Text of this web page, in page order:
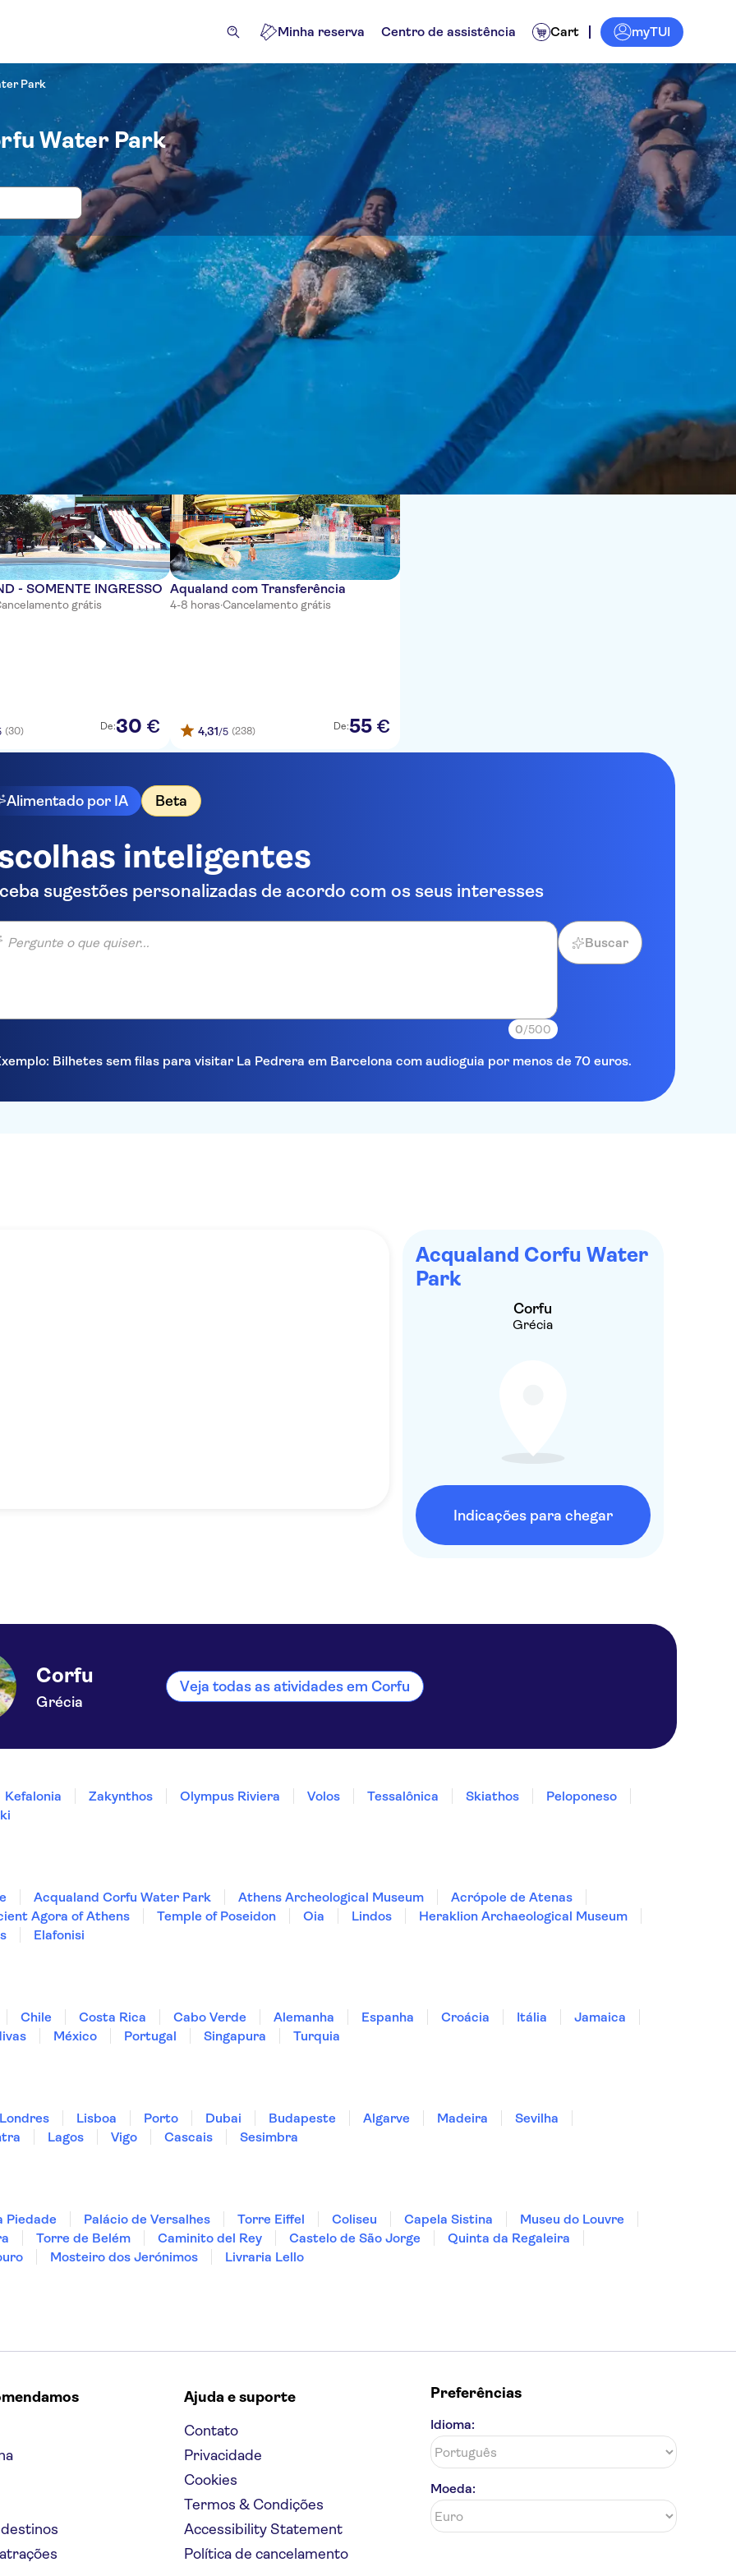
Minha reserva Centro de assistência Cart myTUI
Park
Water Park
bilhetes para Acqualand Corfu Water Park
e eventos
Ordenar por:
- SOMENTE INGRESSO
grátis
(30) De:30 €
Aqualand com Transferência
4-8 horas·Cancelamento grátis
4,31/5 (238) De:55 €
Alimentado por IA Beta
inteligentes
sugestões personalizadas de acordo com os seus interesses
o que quiser...
0/500
Buscar
Bilhetes sem filas para visitar La Pedrera em Barcelona com audioguia por menos de 70 euros.
Acqualand Corfu Water
Park
Corfu
Grécia
Indicações para chegar
Corfu
Grécia
Veja todas as atividades em Corfu
Kefalonia Zakynthos Olympus Riviera Volos Tessalônica Skiathos
Peloponeso
Acqualand Corfu Water Park Athens Archeological Museum
Acrópole de Atenas
Agora of Athens Temple of Poseidon Oia Lindos
Heraklion Archaeological Museum
Elafonisi
Chile Costa Rica Cabo Verde Alemanha Espanha Croácia Itália
Jamaica
México Portugal Singapura
Turquia
Londres Lisboa Porto Dubai Budapeste Algarve Madeira
Sevilha
Lagos Vigo Cascais
Sesimbra
Piedade Palácio de Versalhes Torre Eiffel Coliseu Capela Sistina
Museu do Louvre
Torre de Belém Caminito del Rey Castelo de São Jorge
Quinta da Regaleira
Mosteiro dos Jerónimos
Livraria Lello
Ajuda e suporte
Contato
Privacidade
Cookies
Termos & Condições
Accessibility Statement
Política de cancelamento
Preferências
Idioma:
Moeda: